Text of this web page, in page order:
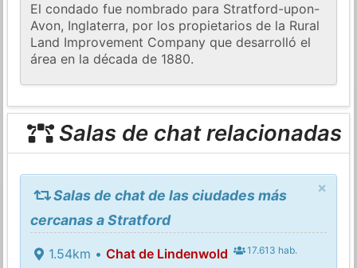
El condado fue nombrado para Stratford-upon-
Avon, Inglaterra, por los propietarios de la Rural
Land Improvement Company que desarrolló el
área en la década de 1880.
Salas de chat relacionadas
×
Salas de chat de las ciudades más
cercanas a Stratford
1.54km • Chat de Lindenwold 17.613 hab.